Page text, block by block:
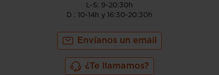
L-S: 9-20:30h
D : 10-14h y 16:30-20:30h
Envíanos un email
¿Te llamamos?